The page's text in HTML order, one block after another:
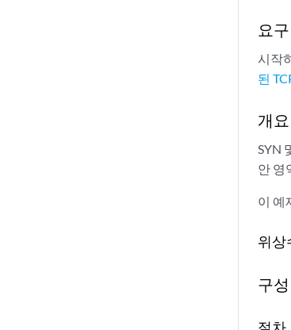
요
시작
된
개요
SYN
안 영
이 예
위상
구성